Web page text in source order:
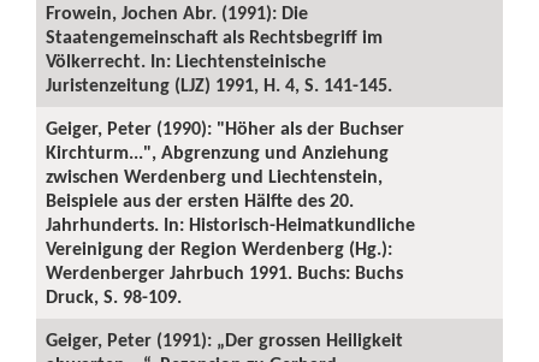
Frowein, Jochen Abr. (1991): Die
Staatengemeinschaft als Rechtsbegriff im
Völkerrecht. In: Liechtensteinische
Juristenzeitung (LJZ) 1991, H. 4, S. 141-145.
Geiger, Peter (1990): "Höher als der Buchser
Kirchturm...", Abgrenzung und Anziehung
zwischen Werdenberg und Liechtenstein,
Beispiele aus der ersten Hälfte des 20.
Jahrhunderts. In: Historisch-Heimatkundliche
Vereinigung der Region Werdenberg (Hg.):
Werdenberger Jahrbuch 1991. Buchs: Buchs
Druck, S. 98-109.
Geiger, Peter (1991): „Der grossen Heiligkeit